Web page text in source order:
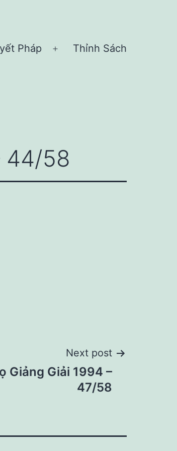
Pháp
Open
Thỉnh Sách
44/58
Next post
Giảng Giải 1994 –
47/58